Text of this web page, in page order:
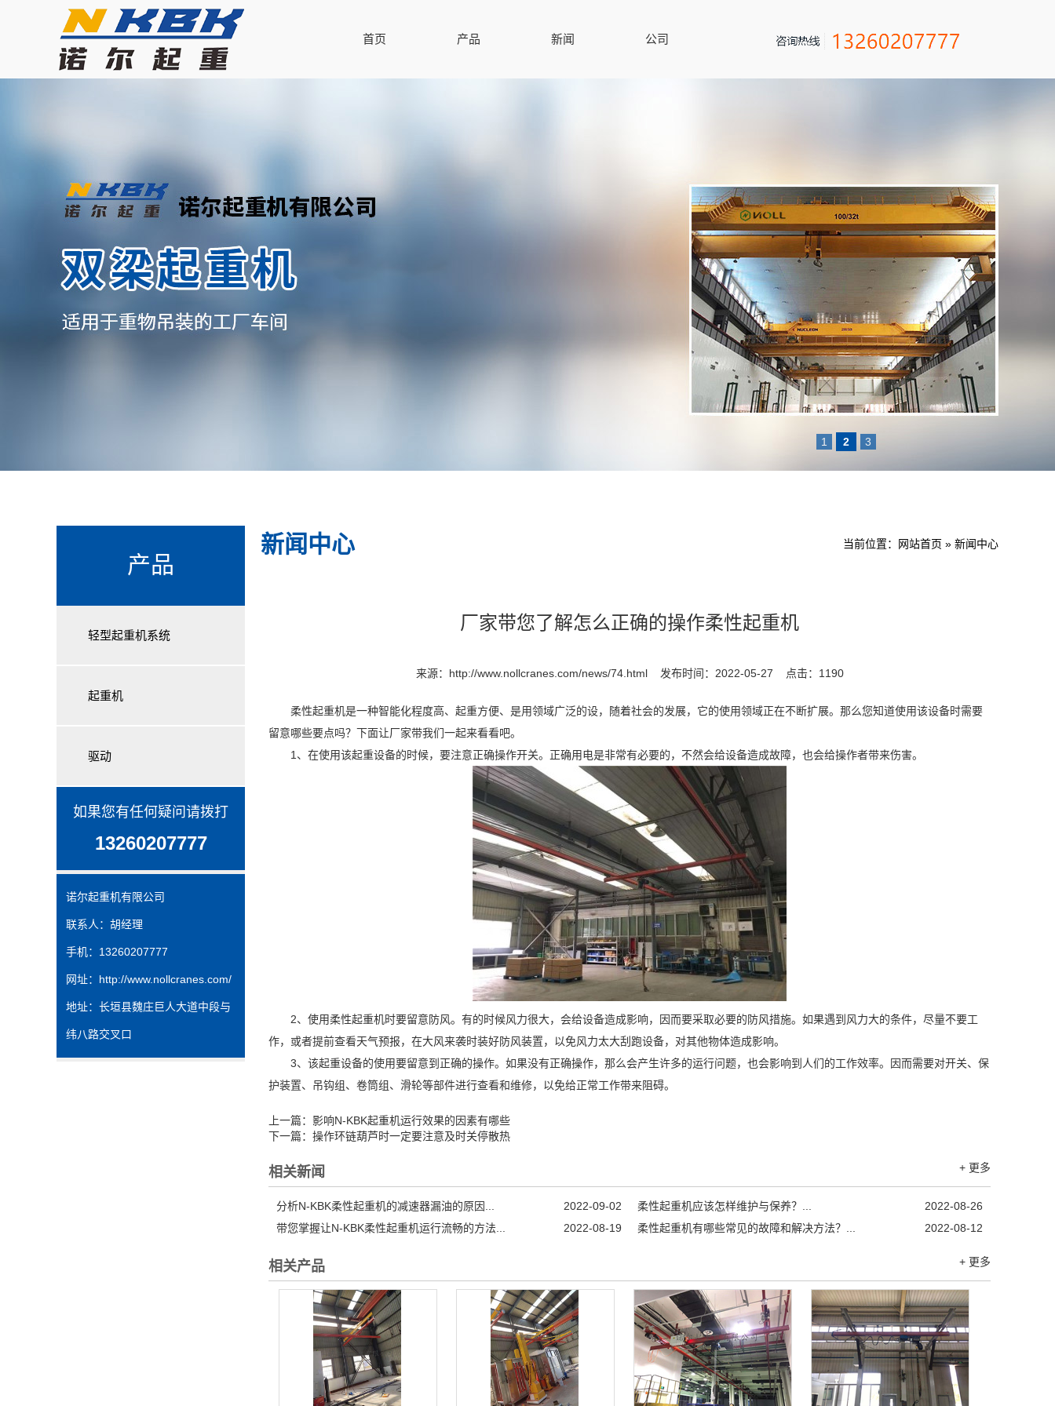
首页 产品 新闻 公司
1 2 3
产品
轻型起重机系统
起重机
驱动
如果您有任何疑问请拨打
13260207777
诺尔起重机有限公司
联系人：胡经理
手机：13260207777
网址： http://www.nollcranes.com/
地址：长垣县魏庄巨人大道中段与
纬八路交叉口
新闻中心 当前位置： 网站首页 » 新闻中心
厂家带您了解怎么正确的操作柔性起重机
来源： http://www.nollcranes.com/news/74.html 发布时间：2022-05-27 点击：1190
柔性起重机是一种智能化程度高、起重方便、是用领域广泛的设，随着社会的发展，它的使用领域正在不断扩展。那么您知道使用该设备时需要
留意哪些要点吗？下面让厂家带我们一起来看看吧。
1、在使用该起重设备的时候，要注意正确操作开关。正确用电是非常有必要的，不然会给设备造成故障，也会给操作者带来伤害。
2、使用柔性起重机时要留意防风。有的时候风力很大，会给设备造成影响，因而要采取必要的防风措施。如果遇到风力大的条件，尽量不要工
作，或者提前查看天气预报，在大风来袭时装好防风装置，以免风力太大刮跑设备，对其他物体造成影响。
3、该起重设备的使用要留意到正确的操作。如果没有正确操作，那么会产生许多的运行问题，也会影响到人们的工作效率。因而需要对开关、保
护装置、吊钩组、卷筒组、滑轮等部件进行查看和维修，以免给正常工作带来阻碍。
上一篇： 影响N-KBK起重机运行效果的因素有哪些
下一篇： 操作环链葫芦时一定要注意及时关停散热
相关新闻 + 更多
2022-09-02
分析N-KBK柔性起重机的减速器漏油的原因... 2022-08-26
柔性起重机应该怎样维护与保养？...
2022-08-19
带您掌握让N-KBK柔性起重机运行流畅的方法... 2022-08-12
柔性起重机有哪些常见的故障和解决方法？...
相关产品 + 更多